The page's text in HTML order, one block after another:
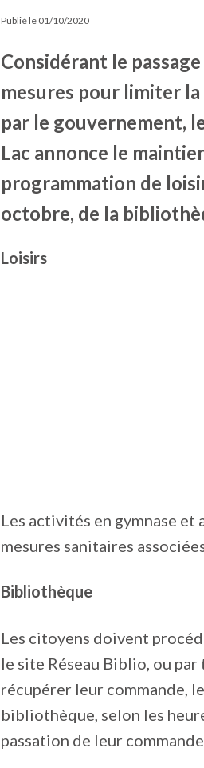
Publié le 01/10/2020
Considérant le
mesures pour limiter
par le gouvernement,
Lac annonce le
programmation de
octobre, de la
Loisirs
Les activités en gymnase et
mesures sanitaires
Bibliothèque
Les citoyens doivent
le site Réseau Biblio, ou
récupérer leur commande,
bibliothèque, selon les
passation de leur commande.